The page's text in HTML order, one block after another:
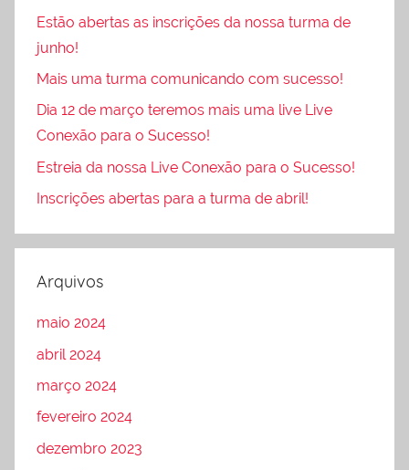
Estão abertas as inscrições da nossa turma de
junho!
Mais uma turma comunicando com sucesso!
Dia 12 de março teremos mais uma live Live
Conexão para o Sucesso!
Estreia da nossa Live Conexão para o Sucesso!
Inscrições abertas para a turma de abril!
Arquivos
maio 2024
abril 2024
março 2024
fevereiro 2024
dezembro 2023